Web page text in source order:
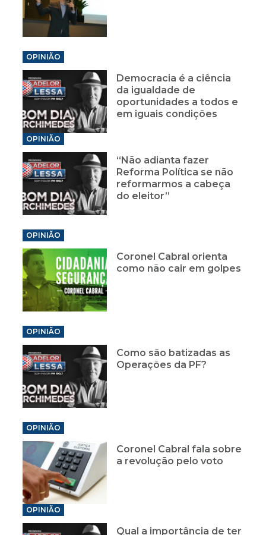
OPINIÃO
Democracia é a ciência
da igualdade de
oportunidades a todos e
em iguais condições
OPINIÃO
“Não adianta fazer
Reforma Política se não
reformarmos a cabeça
do eleitor”
OPINIÃO
Coronel Cabral orienta
como não cair em golpes
OPINIÃO
Como são batizadas as
Operações da PF?
OPINIÃO
Coronel Cabral fala sobre
a revolução pelo voto
OPINIÃO
Qual a importância de ter